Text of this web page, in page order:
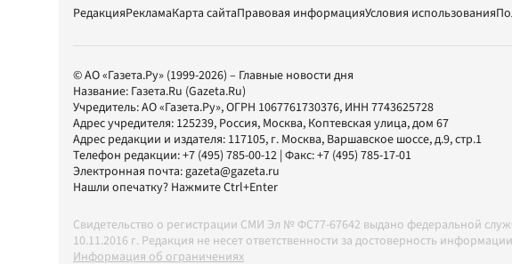
РедакцияРекламаКарта сайтаПравовая информацияУсловия использования
© АО «Газета.Ру» (1999-2026) – Главные новости дня
Название: Газета.Ru (Gazeta.Ru)
Учредитель:АО «Газета.Ру», ОГРН 1067761730376, ИНН 7743625728
Адрес учредителя: 125239, Россия, Москва, Коптевская улица, дом 67
Адрес редакции и издателя: 117105, г. Москва, Варшавское шоссе, д.9, стр.1
Телефон редакции:+7 (495) 785-00-12 | Факс:+7 (495) 785-17-01
Электронная почта:gazeta@gazeta.ru
Нашли опечатку? Нажмите Ctrl+Enter
Свидетельство о регистрации СМИ Эл № ФС77-67642 выдано федеральной
10.11.2016 г. Редакция не несет ответственности за достоверность
Информация об ограничениях